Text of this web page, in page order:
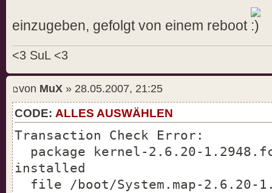
einzugeben, gefolgt von einem reboot
<3 SuL <3
von MuX » 28.05.2007, 21:25
CODE: ALLES AUSWÄHLEN
Transaction Check Error:
package kernel-2.6.20-
installed
file /boot/System.map-2.6.20-